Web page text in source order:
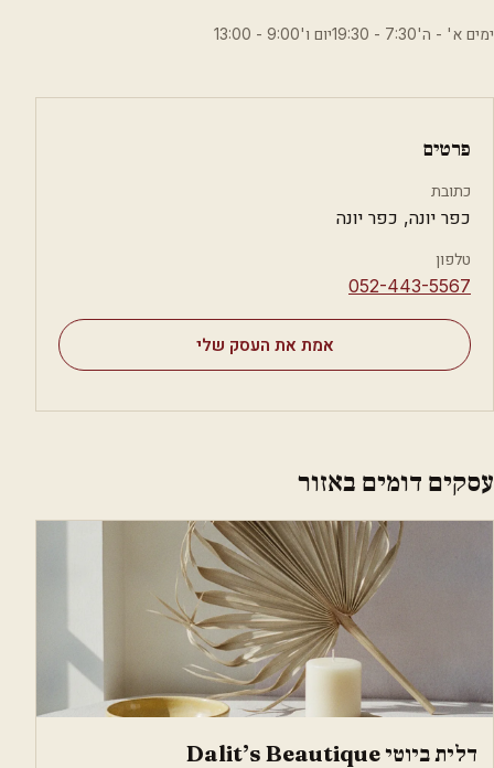
ימים א' - ה'7:30 - 19:30יום ו'9:00 - 13:00
פרטים
כתובת
כפר יונה, כפר יונה
טלפון
⁦052-443-5567⁩
אמת את העסק שלי
עסקים דומים באזור
דלית ביוטי Dalit’s Beautique